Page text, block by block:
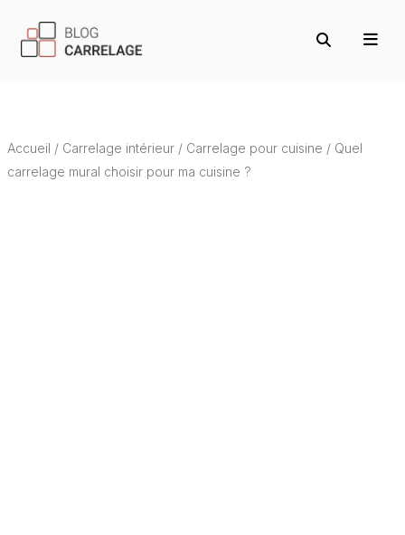
Accueil / Carrelage intérieur/ Carrelage pour cuisine / Quel
carrelage mural choisir pour ma cuisine ?